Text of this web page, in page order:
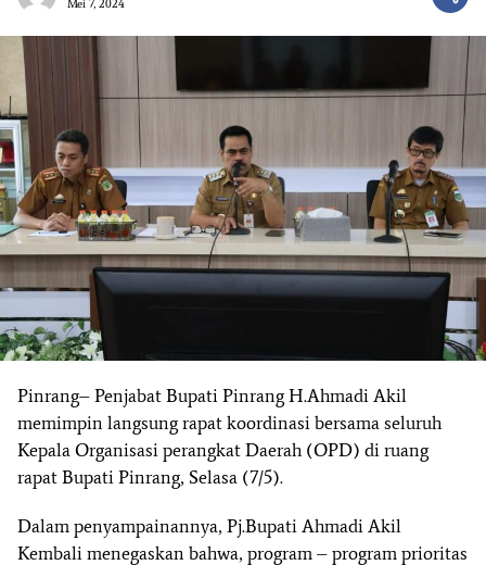
Mei 7, 2024
Pinrang– Penjabat Bupati Pinrang H.Ahmadi Akil
memimpin langsung rapat koordinasi bersama seluruh
Kepala Organisasi perangkat Daerah (OPD) di ruang
rapat Bupati Pinrang, Selasa (7/5).
Dalam penyampainannya, Pj.Bupati Ahmadi Akil
Kembali menegaskan bahwa, program – program prioritas